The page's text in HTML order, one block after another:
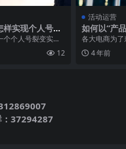
实现个人号日
个个人号裂变实操
方案与复盘分享
并不...
12
活动运营
如何以“产
运营？
各大电商为了
于造节，如
蝴蝶节等。不
4 年前
：37294287